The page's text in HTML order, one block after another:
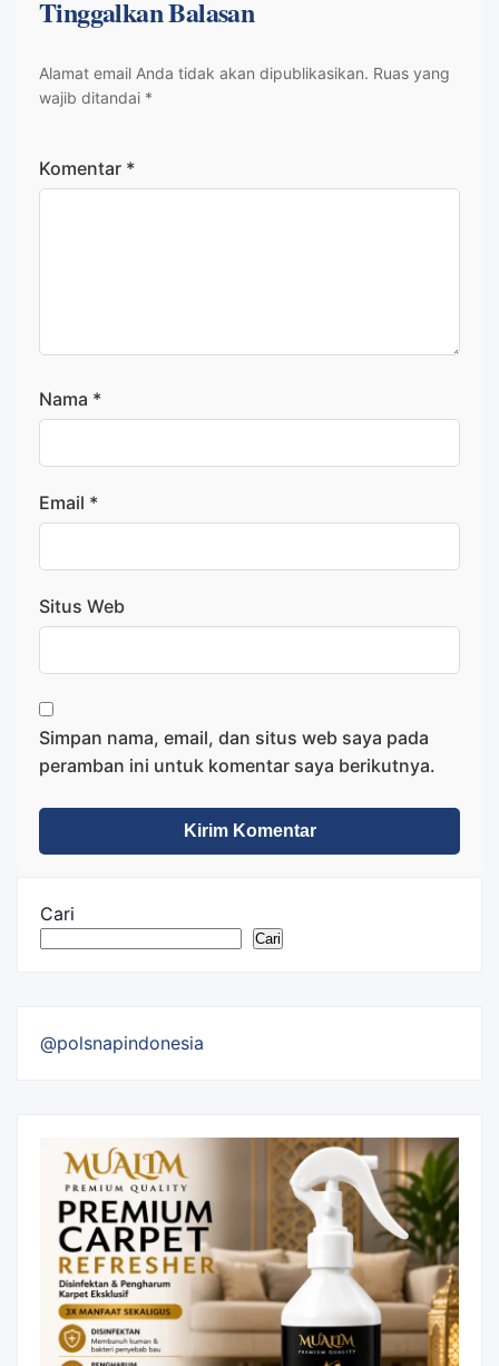
Tinggalkan Balasan
Alamat email Anda tidak akan dipublikasikan. Ruas yang
wajib ditandai *
Komentar *
Nama *
Email *
Situs Web
Simpan nama, email, dan situs web saya pada
peramban ini untuk komentar saya berikutnya.
Cari
Cari
@polsnapindonesia